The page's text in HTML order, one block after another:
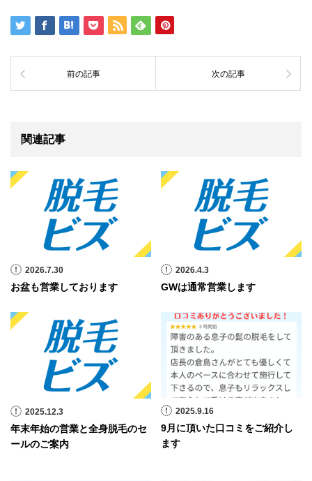
前の記事 次の記事
関連記事
2026.7.30
お盆も営業しております
2026.4.3
GWは通常営業します
2025.12.3
年末年始の営業と全身脱毛のセ
ールのご案内
2025.9.16
9月に頂いた口コミをご紹介し
ます